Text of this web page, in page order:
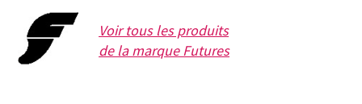
Voir tous les produits
de la marqueFutures